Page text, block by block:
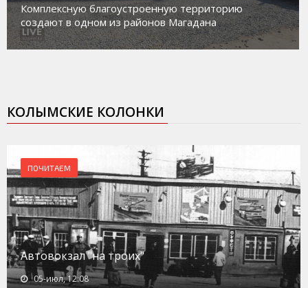
Комплексную благоустроенную территорию
создают в одном из районов Магадана
КОЛЫМСКИЕ КОЛОНКИ
ПОЧИТАЕМ
Автовокзал "на троих"
05-июл, 12:08